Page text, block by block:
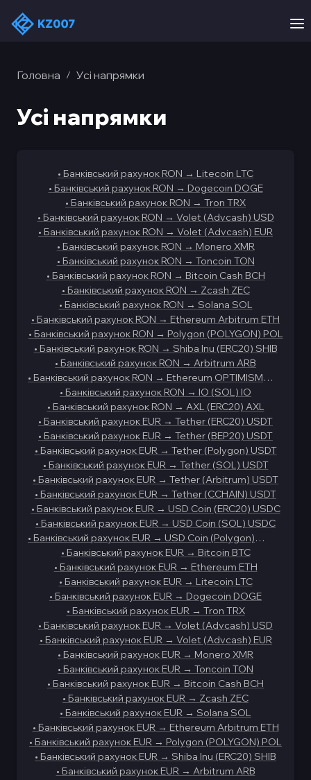
Головна / Усi напрямки
Усi напрямки
• Банківський рахунок RON → Litecoin LTC
• Банківський рахунок RON → Dogecoin DOGE
• Банківський рахунок RON → Tron TRX
• Банківський рахунок RON → Volet (Advcash) USD
• Банківський рахунок RON → Volet (Advcash) EUR
• Банківський рахунок RON → Monero XMR
• Банківський рахунок RON → Toncoin TON
• Банківський рахунок RON → Bitcoin Cash BCH
• Банківський рахунок RON → Zcash ZEC
• Банківський рахунок RON → Solana SOL
• Банківський рахунок RON → Ethereum Arbitrum ETH
• Банківський рахунок RON → Polygon (POLYGON) POL
• Банківський рахунок RON → Shiba Inu (ERC20) SHIB
• Банківський рахунок RON → Arbitrum ARB
• Банківський рахунок RON → Ethereum OPTIMISM
• Банківський рахунок RON → IO (SOL) IO
• Банківський рахунок RON → AXL (ERC20) AXL
• Банківський рахунок EUR → Tether (ERC20) USDT
• Банківський рахунок EUR → Tether (BEP20) USDT
• Банківський рахунок EUR→ Tether (Polygon) USDT
• Банківський рахунок EUR→ Tether (SOL) USDT
• Банківський рахунок EUR → Tether (Arbitrum) USDT
• Банківський рахунок EUR → Tether (CCHAIN) USDT
• Банківський рахунок EUR→ USD Coin (ERC20) USDC
• Банківський рахунок EUR → USD Coin (SOL) USDC
• Банківський рахунок EUR → USD Coin (Polygon)
• Банківський рахунок EUR→ Bitcoin BTC
• Банківський рахунок EUR→ Ethereum ETH
• Банківський рахунок EUR→ Litecoin LTC
• Банківський рахунок EUR → Dogecoin DOGE
• Банківський рахунок EUR→ Tron TRX
• Банківський рахунок EUR → Volet (Advcash) USD
• Банківський рахунок EUR→ Volet (Advcash) EUR
• Банківський рахунок EUR → Monero XMR
• Банківський рахунок EUR → Toncoin TON
• Банківський рахунок EUR → Bitcoin Cash BCH
• Банківський рахунок EUR → Zcash ZEC
• Банківський рахунок EUR → Solana SOL
• Банківський рахунок EUR→ Ethereum Arbitrum ETH
• Банківський рахунок EUR → Polygon (POLYGON) POL
• Банківський рахунок EUR → Shiba Inu (ERC20) SHIB
• Банківський рахунок EUR→ Arbitrum ARB